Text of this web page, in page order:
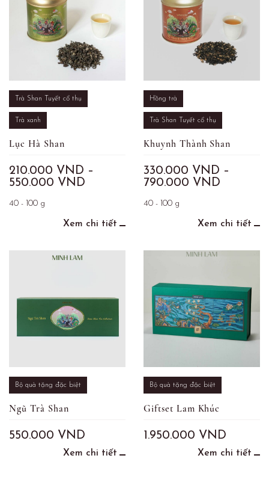
Trà Shan Tuyết cổ thụ
Trà xanh
Lục Hà Shan
210.000 VND –
550.000 VND
40 - 100 g
Xem chi tiết
Hồng trà
Trà Shan Tuyết cổ thụ
Khuynh Thành Shan
330.000 VND –
790.000 VND
40 - 100 g
Xem chi tiết
Bộ quà tặng đặc biệt
Ngũ Trà Shan
550.000 VND
Xem chi tiết
Bộ quà tặng đặc biệt
Giftset Lam Khúc
1.950.000 VND
Xem chi tiết